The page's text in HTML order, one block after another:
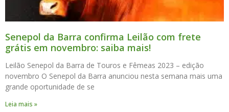
Senepol da Barra confirma Leilão com frete
grátis em novembro: saiba mais!
Leilão Senepol da Barra de Touros e Fêmeas 2023 – edição
novembro O Senepol da Barra anunciou nesta semana mais uma
grande oportunidade de se
Leia mais »